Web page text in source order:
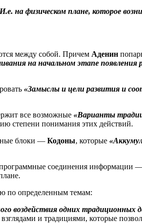
на физическом плане, которое
между собой. Причем Аденин
на начальном этапе появления
«Замыслы и цели развития и
все возможные «Варианты
степени понимания этих действий.
блоки — Кодоны, которые
соединения информации
по определенным темам:
воздействия одних традиционных
и традициями, которые